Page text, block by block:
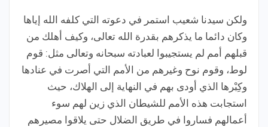
ولكن سيدنا شعيب استمر في دعوته التي كلفه الله إياها
وكان دائما ما يذكرهم بقدرة الله تعالى، وكيف أهلك من
قبلهم أمم لم يستجيبوا لعبادته سبحانه وتعالى مثل: قوم
لوط، وقوم نوح وغيرهم من الأمم التي أصرت في عنادها
وكِبْرها الذي أودى بهم في النهاية إلى الهلاك، حيث
استجابت هذه الأمم للشيطان الذي زين لهم سوء
أعمالهم فساروا في طريق الضلال حتى يلاقوا مصيرهم